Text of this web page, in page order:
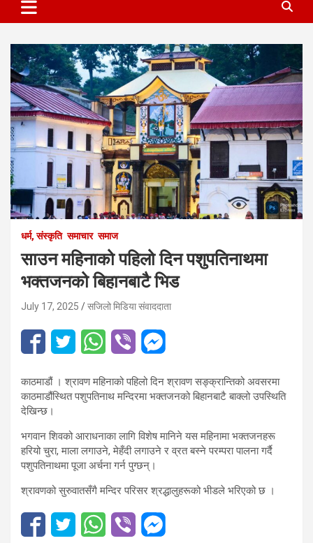
धर्म, संस्कृति समाचार समाज
साउन महिनाको पहिलो दिन पशुपतिनाथमा
भक्तजनको बिहानबाटै भिड
July 17, 2025 सजिलो मिडिया संवाददाता
काठमाडौं । श्रावण महिनाको पहिलो दिन श्रावण सङ्क्रान्तिको अवसरमा
काठमाडौंस्थित पशुपतिनाथ मन्दिरमा भक्तजनको बिहानबाटै बाक्लो उपस्थिति
देखिन्छ।
भगवान शिवको आराधनाका लागि विशेष मानिने यस महिनामा भक्तजनहरू
हरियो चुरा, माला लगाउने, मेहँदी लगाउने र व्रत बस्ने परम्परा पालना गर्दै
पशुपतिनाथमा पूजा अर्चना गर्न पुग्छन्।
श्रावणको सुरुवातसँगै मन्दिर परिसर श्रद्धालुहरूको भीडले भरिएको छ ।